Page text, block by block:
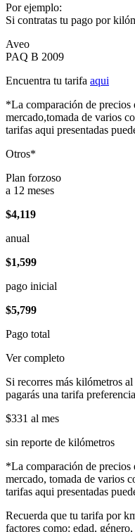
Por ejemplo:
Si contratas tu pago por
Aveo
PAQ B 2009
Encuentra tu tarifa aqui
*La comparación de precios
mercado,tomada de varios
tarifas aqui presentadas
Otros*
Plan forzoso
a 12 meses
$4,119
anual
$1,599
pago inicial
$5,799
Pago total
Ver completo
Si recorres más kilómetros
pagarás una tarifa
$331 al mes
sin reporte de kilómetros
*La comparación de precios
mercado, tomada de varios
tarifas aqui presentadas
Recuerda que tu tarifa por
factores como: edad,